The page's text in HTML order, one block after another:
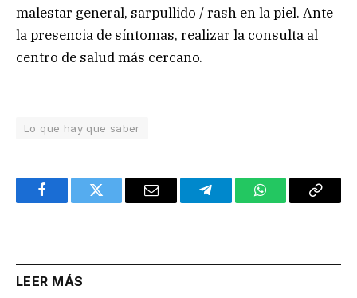
malestar general, sarpullido / rash en la piel. Ante
la presencia de síntomas, realizar la consulta al
centro de salud más cercano.
Lo que hay que saber
FacebookTwitter Email TelegramWhatsAppCopy
LEER MÁS